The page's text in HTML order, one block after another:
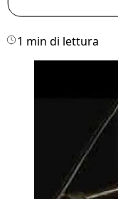
1 min di lettura